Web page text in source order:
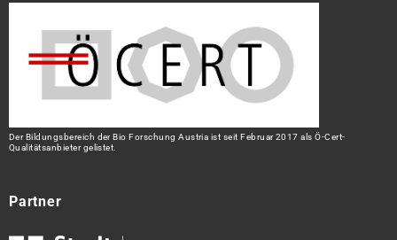
Der Bildungsbereich der Bio Forschung Austria ist seit Februar 2017 als Ö-Cert-
Qualitätsanbieter gelistet.
Partner